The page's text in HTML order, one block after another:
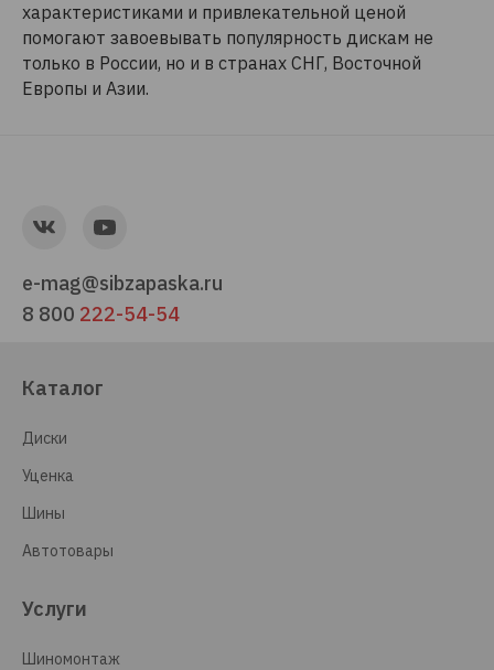
характеристиками и привлекательной ценой
помогают завоевывать популярность дискам не
только в России, но и в странах СНГ, Восточной
Европы и Азии.
e-mag@sibzapaska.ru
8 800 222-54-54
Каталог
Диски
Уценка
Шины
Автотовары
Услуги
Шиномонтаж